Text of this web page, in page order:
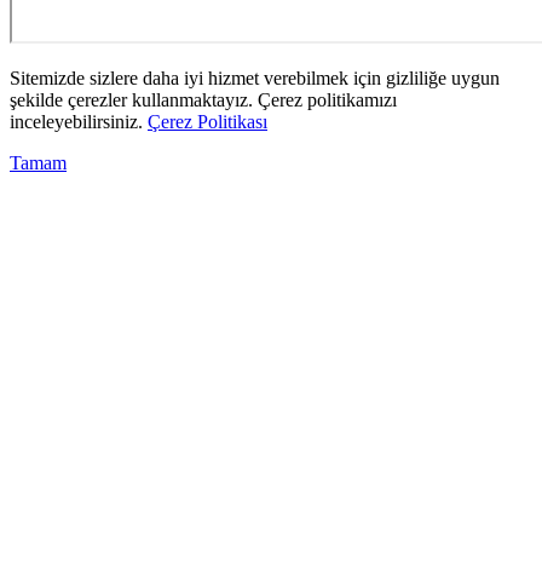
Sitemizde sizlere daha iyi hizmet verebilmek için gizliliğe uygun
şekilde çerezler kullanmaktayız. Çerez politikamızı
inceleyebilirsiniz. Çerez Politikası
Tamam